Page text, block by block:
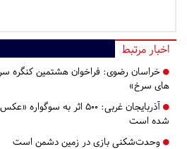
اخبار مرتبط
خراسان رضوی: فراخوان هشتمین کنگره
های سرخ»
آذربایجان غربی:
۵۰۰ اثر به سوگواره
شده است
وحدت‌شکنی بازی در زمین دشمن است